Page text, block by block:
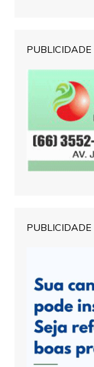
PUBLICIDADE
PUBLICIDADE